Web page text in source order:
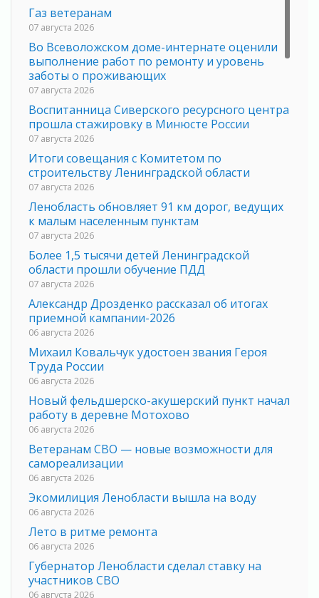
Газ ветеранам
07 августа 2026
Во Всеволожском доме-интернате оценили
выполнение работ по ремонту и уровень
заботы о проживающих
07 августа 2026
Воспитанница Сиверского ресурсного центра
прошла стажировку в Минюсте России
07 августа 2026
Итоги совещания с Комитетом по
строительству Ленинградской области
07 августа 2026
Ленобласть обновляет 91 км дорог, ведущих
к малым населенным пунктам
07 августа 2026
Более 1,5 тысячи детей Ленинградской
области прошли обучение ПДД
07 августа 2026
Александр Дрозденко рассказал об итогах
приемной кампании-2026
06 августа 2026
Михаил Ковальчук удостоен звания Героя
Труда России
06 августа 2026
Новый фельдшерско-акушерский пункт начал
работу в деревне Мотохово
06 августа 2026
Ветеранам СВО — новые возможности для
самореализации
06 августа 2026
Экомилиция Ленобласти вышла на воду
06 августа 2026
Лето в ритме ремонта
06 августа 2026
Губернатор Ленобласти сделал ставку на
участников СВО
06 августа 2026